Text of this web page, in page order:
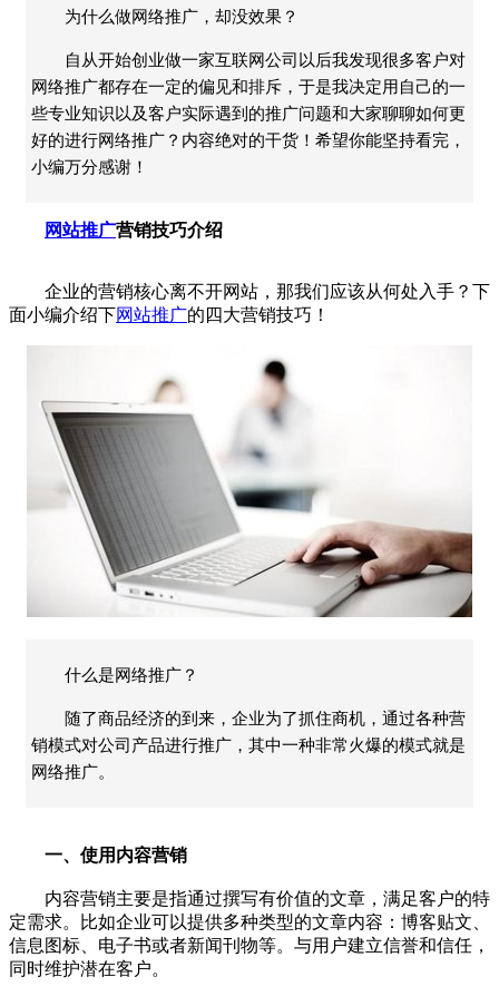
为什么做网络推广，却没效果？
自从开始创业做一家互联网公司以后我发现很多客户对
网络推广都存在一定的偏见和排斥，于是我决定用自己的一
些专业知识以及客户实际遇到的推广问题和大家聊聊如何更
好的进行网络推广？内容绝对的干货！希望你能坚持看完，
小编万分感谢！
网站推广营销技巧介绍
企业的营销核心离不开网站，那我们应该从何处入手？下
面小编介绍下网站推广的四大营销技巧！
什么是网络推广？
随了商品经济的到来，企业为了抓住商机，通过各种营
销模式对公司产品进行推广，其中一种非常火爆的模式就是
网络推广。
一、使用内容营销
内容营销主要是指通过撰写有价值的文章，满足客户的特
定需求。比如企业可以提供多种类型的文章内容：博客贴文、
信息图标、电子书或者新闻刊物等。与用户建立信誉和信任，
同时维护潜在客户。